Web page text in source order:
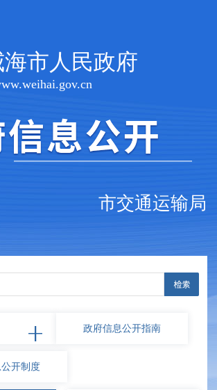
海市人民政府
市交通运输局
政府信息公开指南
公开制度